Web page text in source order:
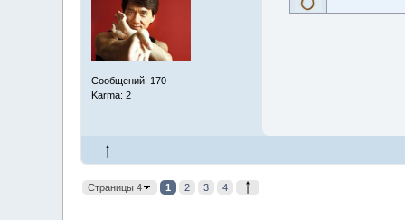
Сообщений: 170
Karma: 2
Страницы 4 1 2 3 4